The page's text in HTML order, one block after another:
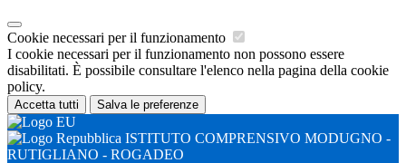
Cookie necessari per il funzionamento
I cookie necessari per il funzionamento non possono essere
disabilitati. È possibile consultare l'elenco nella pagina della cookie
policy.
Accetta tutti Salva le preferenze
ISTITUTO COMPRENSIVO MODUGNO -
RUTIGLIANO - ROGADEO